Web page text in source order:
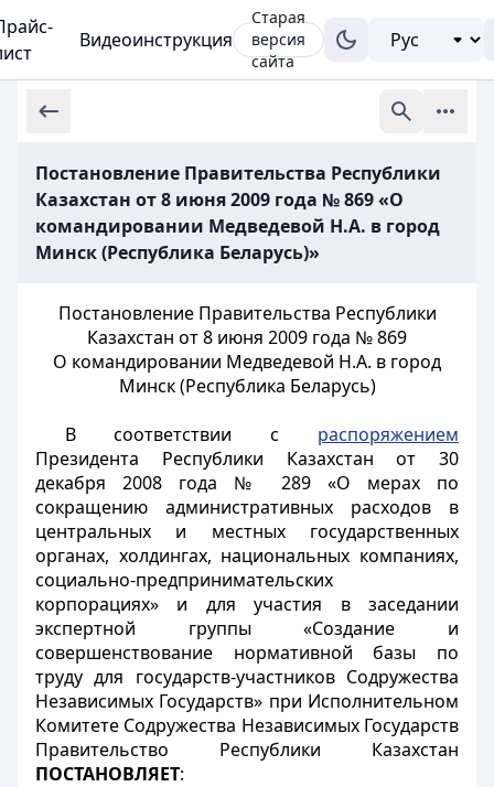
Видеоинструкция
Старая
версия
сайта
Постановление Правительства Республики
Казахстан от 8 июня 2009 года № 869 «О
командировании Медведевой Н.А. в город
Минск (Республика Беларусь)»
Постановление Правительства Республики
Казахстан от 8 июня 2009 года № 869
О командировании Медведевой Н.А. в город
Минск (Республика Беларусь)
В соответствии с распоряжением
Президента Республики Казахстан от 30
декабря 2008 года № 289 «О мерах по
сокращению административных расходов в
центральных и местных государственных
органах, холдингах, национальных компаниях,
социально-предпринимательских
корпорациях» и для участия в заседании
экспертной группы «Создание и
совершенствование нормативной базы по
труду для государств-участников Содружества
Независимых Государств» при Исполнительном
Комитете Содружества Независимых Государств
Правительство Республики Казахстан
ПОСТАНОВЛЯЕТ: